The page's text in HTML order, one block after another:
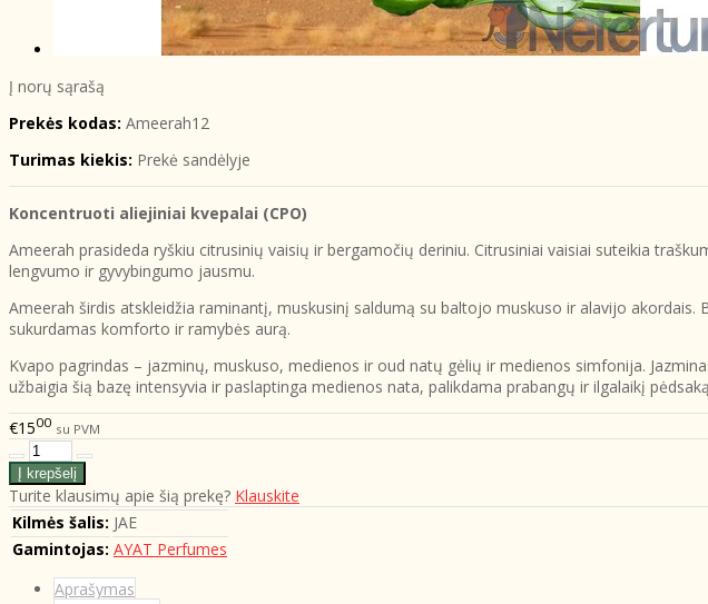
Į norų sąrašą
Prekės kodas: Ameerah12
Turimas kiekis: Prekė sandėlyje
Koncentruoti aliejiniai kvepalai (CPO)
Ameerah prasideda ryškiu citrusinių vaisių ir bergamočių deriniu. Citrusiniai vaisiai suteikia
lengvumo ir gyvybingumo jausmu.
Ameerah širdis atskleidžia raminantį, muskusinį saldumą su baltojo muskuso ir alavijo
sukurdamas komforto ir ramybės aurą.
Kvapo pagrindas – jazminų, muskuso, medienos ir oud natų gėlių ir medienos simfonija.
užbaigia šią bazę intensyvia ir paslaptinga medienos nata, palikdama prabangų ir ilgalaikį
€1500 su PVM
Turite klausimų apie šią prekę? Klauskite
Kilmės šalis: JAE
Gamintojas: AYAT Perfumes
Aprašymas